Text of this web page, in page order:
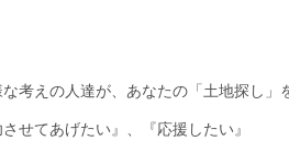
な考えの人達が、あなたの「土地探し」
させてあげたい』、『応援したい』